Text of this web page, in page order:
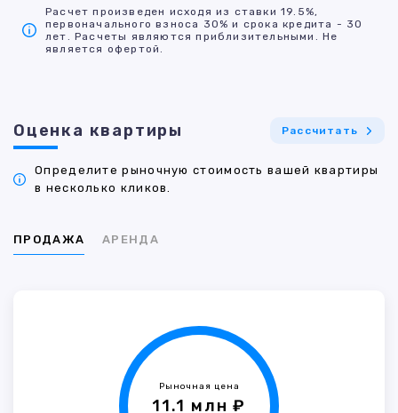
Расчет произведен исходя из ставки 19.5%,
первоначального взноса 30% и срока кредита - 30
лет. Расчеты являются приблизительными. Не
является офертой.
Оценка квартиры Рассчитать
Определите рыночную стоимость вашей квартиры
в несколько кликов.
ПРОДАЖА АРЕНДА
Рыночная цена
11.1 млн ₽